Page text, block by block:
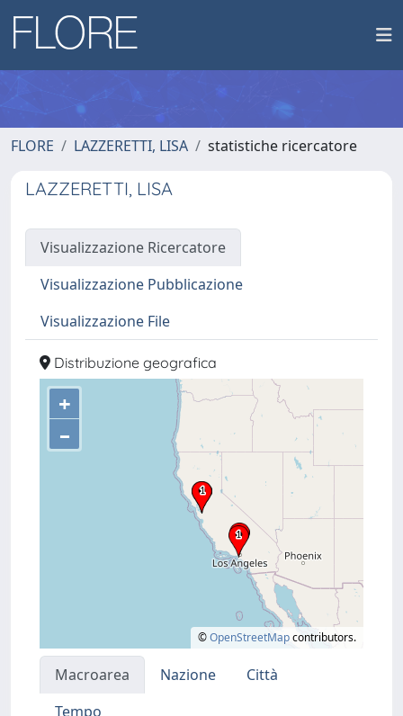
FLORE LAZZERETTI, LISA statistiche ricercatore
LAZZERETTI, LISA
Visualizzazione Ricercatore
Visualizzazione Pubblicazione
Visualizzazione File
Distribuzione geografica
+
–
©OpenStreetMapcontributors.
Macroarea Nazione
Città
Tempo